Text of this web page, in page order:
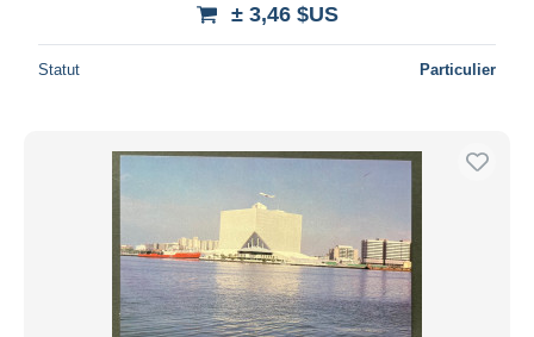
± 3,46 $US
Statut Particulier